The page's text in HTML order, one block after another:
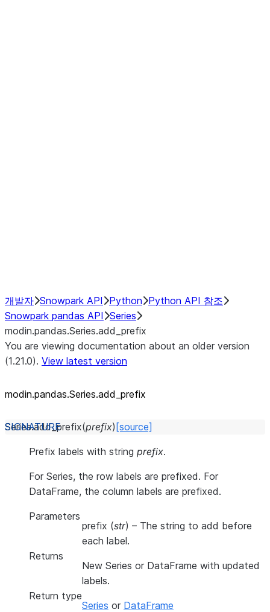
개발자 Snowpark API Python Python API 참조
Snowpark pandas API Series
modin.pandas.Series.add_prefix
You are viewing documentation about an older version
(1.21.0). View latest version
modin.pandas.Series.add_ prefix
Series.add_prefix(prefix) [source]
Prefix labels with string prefix.
For Series, the row labels are prefixed. For
DataFrame, the column labels are prefixed.
Parameters
prefix (str) – The string to add before
each label.
Returns
New Series or DataFrame with updated
labels.
Return type
Series or DataFrame